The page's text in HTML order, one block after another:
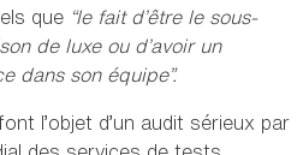
que “le fait d’être le sous-
de luxe ou d’avoir un
dans son équipe”.
l’objet d’un audit sérieux par